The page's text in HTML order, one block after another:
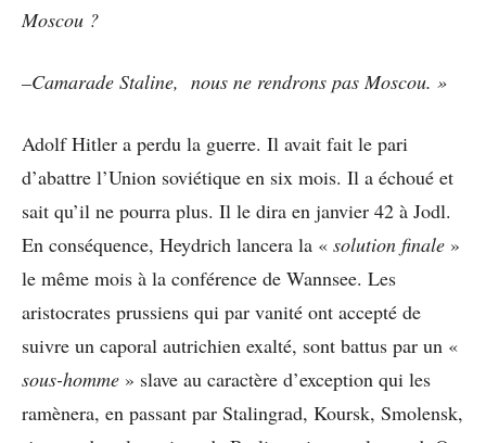
Moscou ?
–Camarade Staline, nous ne rendrons pas Moscou. »
Adolf Hitler a perdu la guerre. Il avait fait le pari
d’abattre l’Union soviétique en six mois. Il a échoué et
sait qu’il ne pourra plus. Il le dira en janvier 42 à Jodl.
En conséquence, Heydrich lancera la « solution finale »
le même mois à la conférence de Wannsee. Les
aristocrates prussiens qui par vanité ont accepté de
suivre un caporal autrichien exalté, sont battus par un «
sous-homme » slave au caractère d’exception qui les
ramènera, en passant par Stalingrad, Koursk, Smolensk,